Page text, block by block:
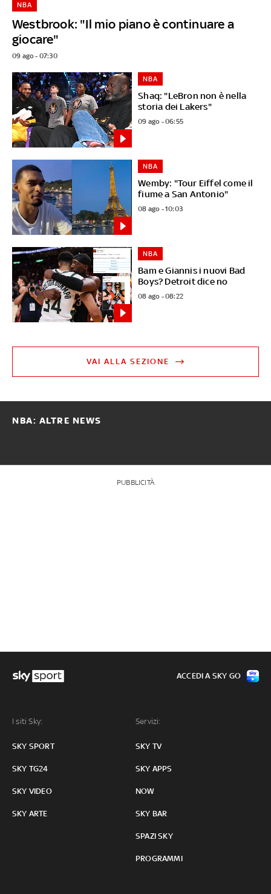
Westbrook: "Il mio piano è continuare a
giocare"
NBA
09 ago - 07:30
Shaq: "LeBron non è nella
storia dei Lakers"
NBA
09 ago - 06:55
Wemby: "Tour Eiffel come il
fiume a San Antonio"
NBA
08 ago - 10:03
Bam e Giannis i nuovi Bad
Boys? Detroit dice no
NBA
08 ago - 08:22
VAI ALLA SEZIONE
NBA: ALTRE NEWS
PUBBLICITÀ
I siti Sky:
SKY SPORT
SKY TG24
SKY VIDEO
SKY ARTE
Servizi:
SKY TV
SKY APPS
NOW
SKY BAR
SPAZI SKY
PROGRAMMI
ACCEDI A SKY GO